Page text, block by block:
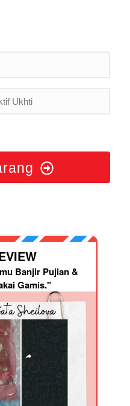
Banjir Pujian &
Gamis."